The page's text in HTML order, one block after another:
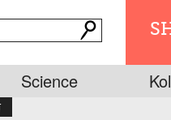
Science